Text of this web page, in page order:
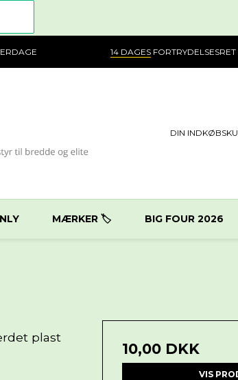
14 DAGESFORTRYDELSESRET
DIN
MÆRKER 🏷️ BIG FOUR 2026
plast
10,00 DKK
VIS